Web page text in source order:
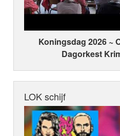
Koningsdag 2026 ~
Dagorkest
LOK schijf